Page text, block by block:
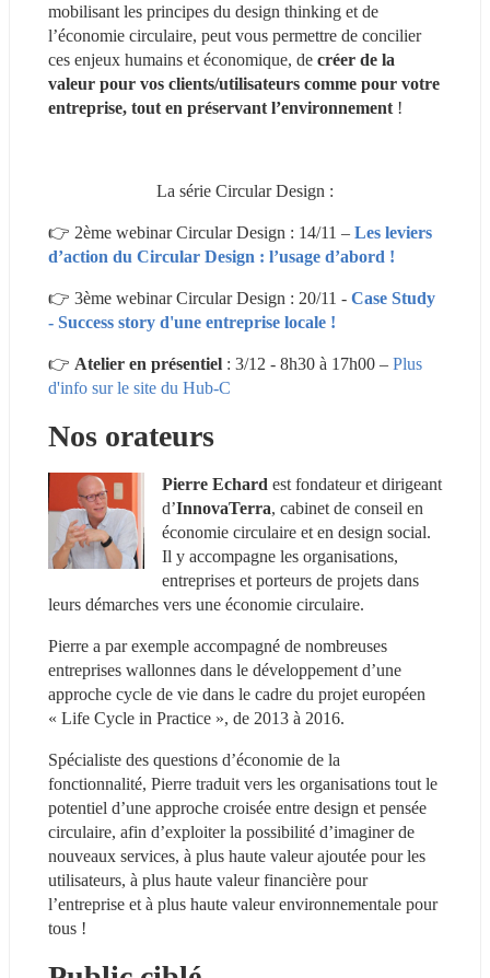
mobilisant les principes du design thinking et de
l’économie circulaire, peut vous permettre de concilier
ces enjeux humains et économique, de créer de la
valeur pour vos clients/utilisateurs comme pour votre
entreprise, tout en préservant l’environnement !
La série Circular Design :
👉 2ème webinar Circular Design : 14/11 – Les leviers
d’action du Circular Design : l’usage d’abord !
👉 3ème webinar Circular Design : 20/11 - Case Study
- Success story d'une entreprise locale !
👉 Atelier en présentiel : 3/12 - 8h30 à 17h00 – Plus
d'info sur le site du Hub-C
Nos orateurs
Pierre Echard est fondateur et dirigeant
d’InnovaTerra, cabinet de conseil en
économie circulaire et en design social.
Il y accompagne les organisations,
entreprises et porteurs de projets dans
leurs démarches vers une économie circulaire.
Pierre a par exemple accompagné de nombreuses
entreprises wallonnes dans le développement d’une
approche cycle de vie dans le cadre du projet européen
« Life Cycle in Practice », de 2013 à 2016.
Spécialiste des questions d’économie de la
fonctionnalité, Pierre traduit vers les organisations tout le
potentiel d’une approche croisée entre design et pensée
circulaire, afin d’exploiter la possibilité d’imaginer de
nouveaux services, à plus haute valeur ajoutée pour les
utilisateurs, à plus haute valeur financière pour
l’entreprise et à plus haute valeur environnementale pour
tous !